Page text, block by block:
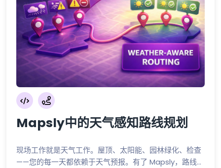
Mapsly中的天气感知路线规划
现场工作就是天气工作。屋顶、太阳能、园林绿化、检查
——您的每一天都依赖于天气预报。有了 Mapsly，路线...